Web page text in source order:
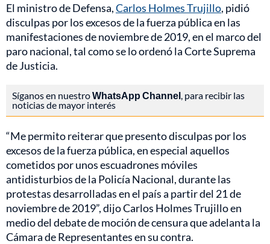
El ministro de Defensa,Carlos Holmes Trujillo, pidió
disculpas por los excesos de la fuerza pública en las
manifestaciones de noviembre de 2019, en el marco del
paro nacional, tal como se lo ordenó la Corte Suprema
de Justicia.
Síganos en nuestroWhatsApp Channel , para recibir las
noticias de mayor interés
“Me permito reiterar que presento disculpas por los
excesos de la fuerza pública, en especial aquellos
cometidos por unos escuadrones móviles
antidisturbios de la Policía Nacional, durante las
protestas desarrolladas en el país a partir del 21 de
noviembre de 2019”, dijo Carlos Holmes Trujillo en
medio del debate de moción de censura que adelanta la
Cámara de Representantes en su contra.